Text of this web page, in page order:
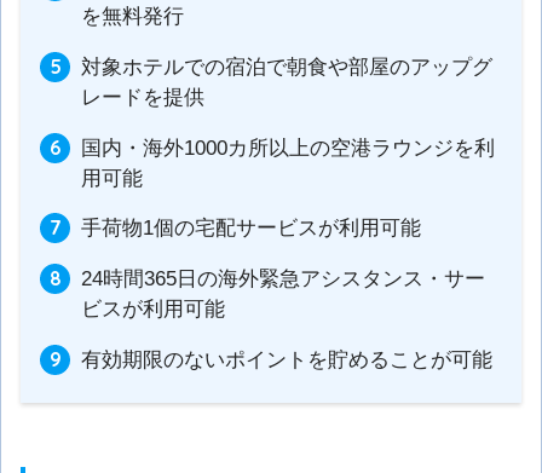
を無料発行
対象ホテルでの宿泊で朝食や部屋のアップグ
レードを提供
国内・海外1000カ所以上の空港ラウンジを利
用可能
手荷物1個の宅配サービスが利用可能
24時間365日の海外緊急アシスタンス・サー
ビスが利用可能
有効期限のないポイントを貯めることが可能